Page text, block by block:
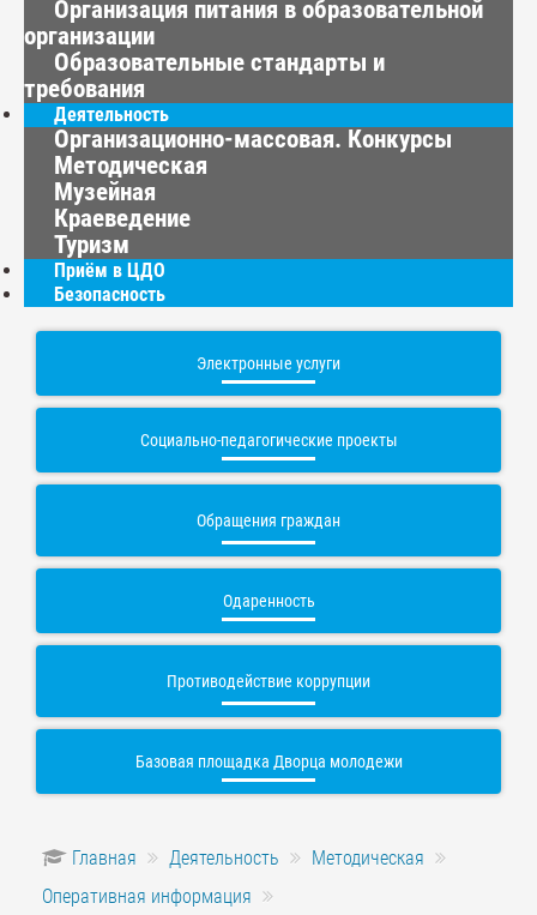
Организация питания в образовательной
организации
Образовательные стандарты и
требования
Деятельность
Организационно-массовая. Конкурсы
Методическая
Музейная
Краеведение
Туризм
Приём в ЦДО
Безопасность
Электронные услуги
Социально-педагогические проекты
Обращения граждан
Одаренность
Противодействие коррупции
Базовая площадка Дворца молодежи
Главная Деятельность
Методическая
Оперативная информация